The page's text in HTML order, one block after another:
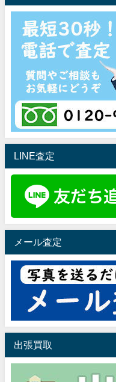
LINE査定
メール査定
出張買取